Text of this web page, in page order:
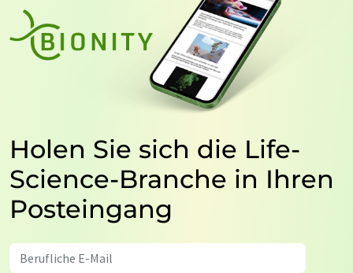
Holen Sie sich die Life-
Science-Branche in Ihren
Posteingang